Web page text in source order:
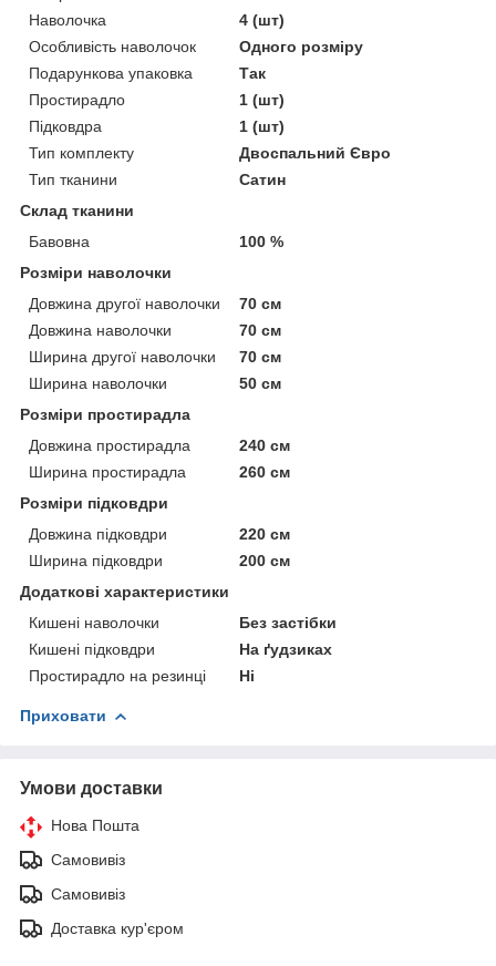
Наволочка
4 (шт)
Особливість наволочок
Одного розміру
Подарункова упаковка
Так
Простирадло
1 (шт)
Підковдра
1 (шт)
Тип комплекту
Двоспальний Євро
Тип тканини
Сатин
Склад тканини
Бавовна
100 %
Розміри наволочки
Довжина другої наволочки
70 см
Довжина наволочки
70 см
Ширина другої наволочки
70 см
Ширина наволочки
50 см
Розміри простирадла
Довжина простирадла
240 см
Ширина простирадла
260 см
Розміри підковдри
Довжина підковдри
220 см
Ширина підковдри
200 см
Додаткові характеристики
Кишені наволочки
Без застібки
Кишені підковдри
На ґудзиках
Простирадло на резинці
Ні
Приховати
Умови доставки
Нова Пошта
Самовивіз
Самовивіз
Доставка кур'єром